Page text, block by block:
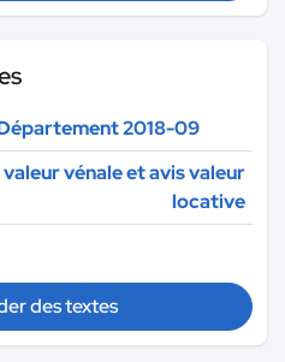
2018-09
vénale et avis valeur
locative
des textes